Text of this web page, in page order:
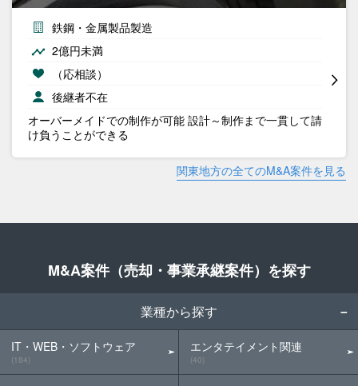
鉄鋼・金属製品製造
2億円未満
（応相談）
後継者不在
オーバーメイドでの制作が可能 設計～制作まで一貫して請
け負うことができる
関東地方の全てのM&A案件を見る
M&A案件（売却・事業承継案件）を探す
業種から探す
IT・WEB・ソフトウェア
(184)
エンタテイメント関連
(40)